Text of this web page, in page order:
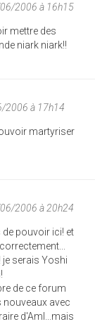
2006 à 16h15
mettre des
niark niark!!
2006 à 17h14
martyriser
2006 à 20h24
pouvoir ici! et
je serais Yoshi
de ce forum
avec
d'Aml...mais